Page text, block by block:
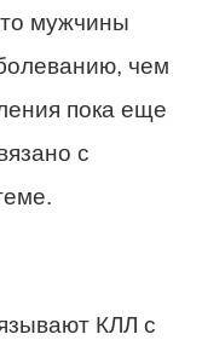
мужчины
чем
пока еще
с
КЛЛ с